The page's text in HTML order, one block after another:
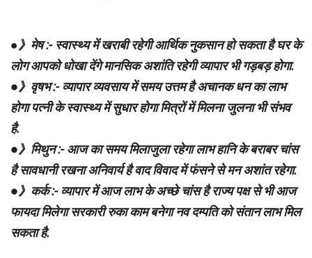
●》मेष :- स्वास्थ्य में खराबी रहेगी आर्थिक नुकसान हो सकता है घर के
लोग आपको धोखा देंगे मानसिक अशांति रहेगी व्यापार भी गड़बड़ होगा.
●》वृषभ :- व्यापार व्यवसाय में समय उत्तम है अचानक धन का लाभ
होगा पत्नी के स्वास्थ्य में सुधार होगा मित्रों में मिलना जुलना भी संभव
है.
●》मिथुन :- आज का समय मिलाजुला रहेगा लाभ हानि के बराबर चांस
है सावधानी रखना अनिवार्य है वाद विवाद में फंसने से मन अशांत रहेगा.
●》कर्क :- व्यापार में आज लाभ के अच्छे चांस है राज्य पक्ष से भी आज
फायदा मिलेगा सरकारी रुका काम बनेगा नव दम्पति को संतान लाभ मिल
सकता है.